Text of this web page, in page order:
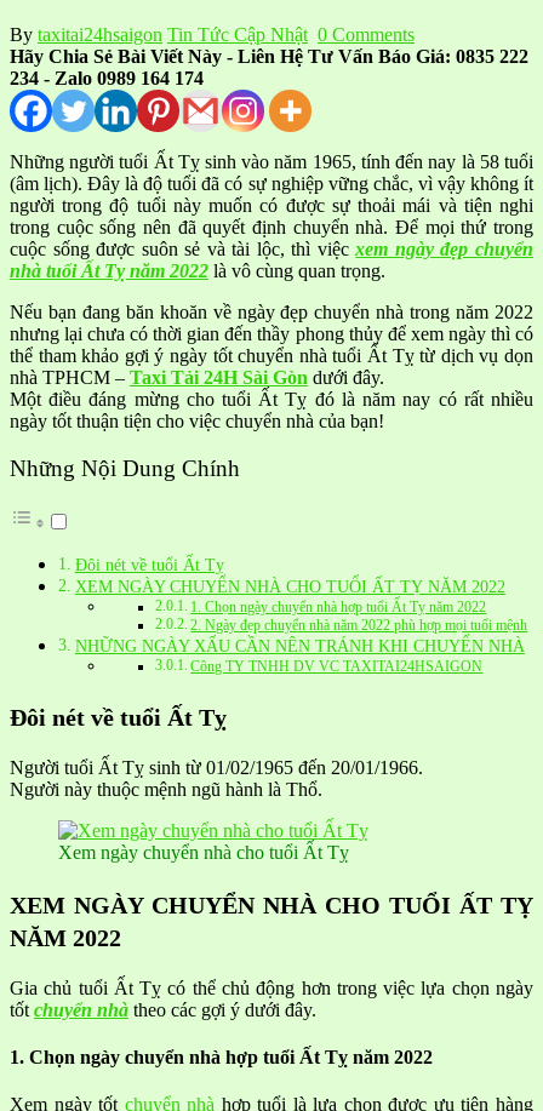
By taxitai24hsaigon Tin Tức Cập Nhật 0 Comments
Hãy Chia Sẻ Bài Viết Này - Liên Hệ Tư Vấn Báo Giá: 0835 222
234 - Zalo 0989 164 174
Những người tuổi Ất Tỵ sinh vào năm 1965, tính đến nay là 58 tuổi
(âm lịch). Đây là độ tuổi đã có sự nghiệp vững chắc, vì vậy không ít
người trong độ tuổi này muốn có được sự thoải mái và tiện nghi
trong cuộc sống nên đã quyết định chuyển nhà. Để mọi thứ trong
cuộc sống được suôn sẻ và tài lộc, thì việcxem ngày đẹp chuyển
nhà tuổi Ất Tỵ năm 2022 là vô cùng quan trọng.
Nếu bạn đang băn khoăn về ngày đẹp chuyển nhà trong năm 2022
nhưng lại chưa có thời gian đến thầy phong thủy để xem ngày thì có
thể tham khảo gợi ý ngày tốt chuyển nhà tuổi Ất Tỵ từ dịch vụ dọn
nhà TPHCM – Taxi Tải 24H Sài Gòn dưới đây.
Một điều đáng mừng cho tuổi Ất Tỵ đó là năm nay có rất nhiều
ngày tốt thuận tiện cho việc chuyển nhà của bạn!
Những Nội Dung Chính
Đôi nét về tuổi Ất Tỵ
XEM NGÀY CHUYỂN NHÀ CHO TUỔI ẤT TỴ NĂM 2022
1. Chọn ngày chuyển nhà hợp tuổi Ất Tỵ năm 2022
2. Ngày đẹp chuyển nhà năm 2022 phù hợp mọi tuổi mệnh
NHỮNG NGÀY XẤU CẦN NÊN TRÁNH KHI CHUYỂN NHÀ
Công TY TNHH DV VC TAXITAI24HSAIGON
Đôi nét về tuổi Ất Tỵ
Người tuổi Ất Tỵ sinh từ 01/02/1965 đến 20/01/1966.
Người này thuộc mệnh ngũ hành là Thổ.
Xem ngày chuyển nhà cho tuổi Ất Tỵ
XEM NGÀY CHUYỂN NHÀ CHO TUỔI ẤT TỴ
NĂM 2022
Gia chủ tuổi Ất Tỵ có thể chủ động hơn trong việc lựa chọn ngày
tốt chuyển nhà theo các gợi ý dưới đây.
1. Chọn ngày chuyển nhà hợp tuổi Ất Tỵ năm 2022
Xem ngày tốt chuyển nhà hợp tuổi là lựa chọn được ưu tiên hàng